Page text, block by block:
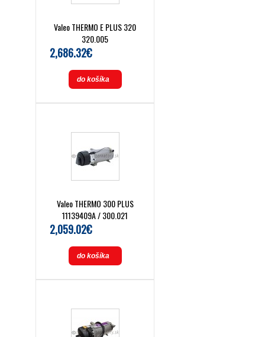
Valeo THERMO E PLUS 320
320.005
2,686.32€
do košíka
Valeo THERMO 300 PLUS
11139409A / 300.021
2,059.02€
do košíka